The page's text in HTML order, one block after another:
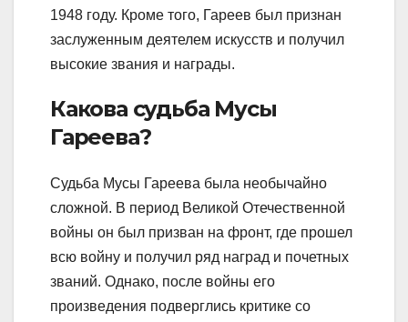
1948 году. Кроме того, Гареев был признан
заслуженным деятелем искусств и получил
высокие звания и награды.
Какова судьба Мусы
Гареева?
Судьба Мусы Гареева была необычайно
сложной. В период Великой Отечественной
войны он был призван на фронт, где прошел
всю войну и получил ряд наград и почетных
званий. Однако, после войны его
произведения подверглись критике со